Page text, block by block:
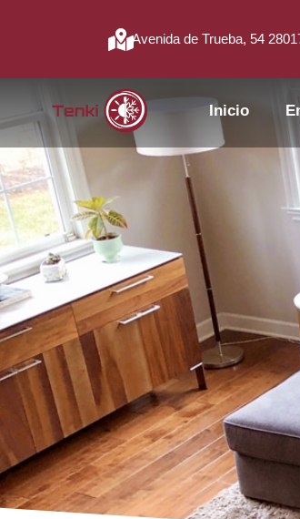
Avenida de Trueba, 54
Inicio